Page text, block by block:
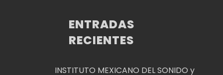
ENTRADAS
RECIENTES
INSTITUTO MEXICANO DEL SONIDO y